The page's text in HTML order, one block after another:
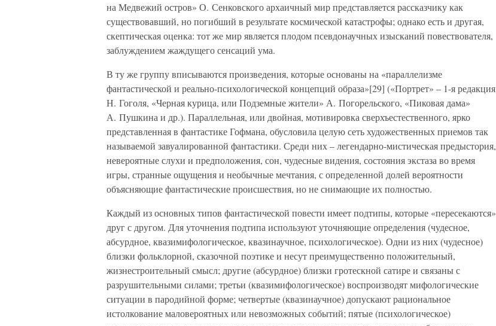
на Медвежий остров» О. Сенковского архаичный мир представляется рассказчику как
существовавший, но погибший в результате космической катастрофы; однако есть и другая,
скептическая оценка: тот же мир является плодом псевдонаучных изысканий повествователя,
заблуждением жаждущего сенсаций ума.
В ту же группу вписываются произведения, которые основаны на «параллелизме
фантастической и реально-психологической концепций образа»[29] («Портрет» – 1-я редакция
Н. Гоголя, «Черная курица, или Подземные жители» А. Погорельского, «Пиковая дама»
А. Пушкина и др.). Параллельная, или двойная, мотивировка сверхъестественного, ярко
представленная в фантастике Гофмана, обусловила целую сеть художественных приемов так
называемой завуалированной фантастики. Среди них – легендарно-мистическая предыстория,
невероятные слухи и предположения, сон, чудесные видения, состояния экстаза во время
игры, странные ощущения и необычные мечтания, с определенной долей вероятности
объясняющие фантастические происшествия, но не снимающие их полностью.
Каждый из основных типов фантастической повести имеет подтипы, которые «пересекаются»
друг с другом. Для уточнения подтипа используют уточняющие определения (чудесное,
абсурдное, квазимифологическое, квазинаучное, психологическое). Одни из них (чудесное)
близки фольклорной, сказочной поэтике и несут преимущественно положительный,
жизнестроительный смысл; другие (абсурдное) близки гротескной сатире и связаны с
разрушительными силами; третьи (квазимифологическое) воспроизводят мифологические
ситуации в пародийной форме; четвертые (квазинаучное) допускают рациональное
истолкование маловероятных или невозможных событий; пятые (психологическое)